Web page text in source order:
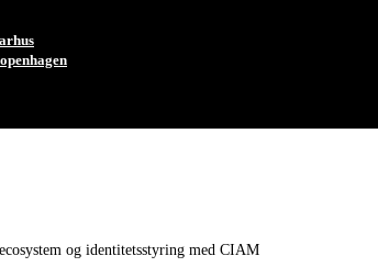
og identitetsstyring med CIAM